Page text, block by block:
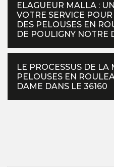
ELAGUEUR MALLA :
VOTRE SERVICE
DES PELOUSES EN
DE POULIGNY NOTRE
LE PROCESSUS DE LA
PELOUSES EN
DAME DANS LE 36160